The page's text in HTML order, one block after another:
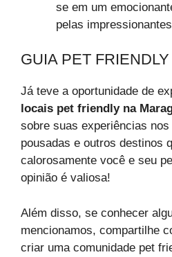
se em um
pelas
GUIA PET
Já teve a oportunidade de
locais pet friendly na
sobre suas experiências
pousadas e outros destinos
calorosamente você e seu
opinião é valiosa!
Além disso, se conhecer
mencionamos, compartilhe
criar uma comunidade pet